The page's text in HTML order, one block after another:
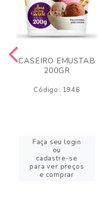
CASEIRO EMUSTAB
200GR
Código: 1946
Faça seu login
ou
cadastre-se
para ver preços
e comprar